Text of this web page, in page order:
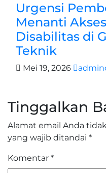
Urgensi
Menanti
Disabilitas di
Teknik
Mei 19, 2026
Tinggalkan
Alamat email Anda
yang wajib ditandai *
Komentar *